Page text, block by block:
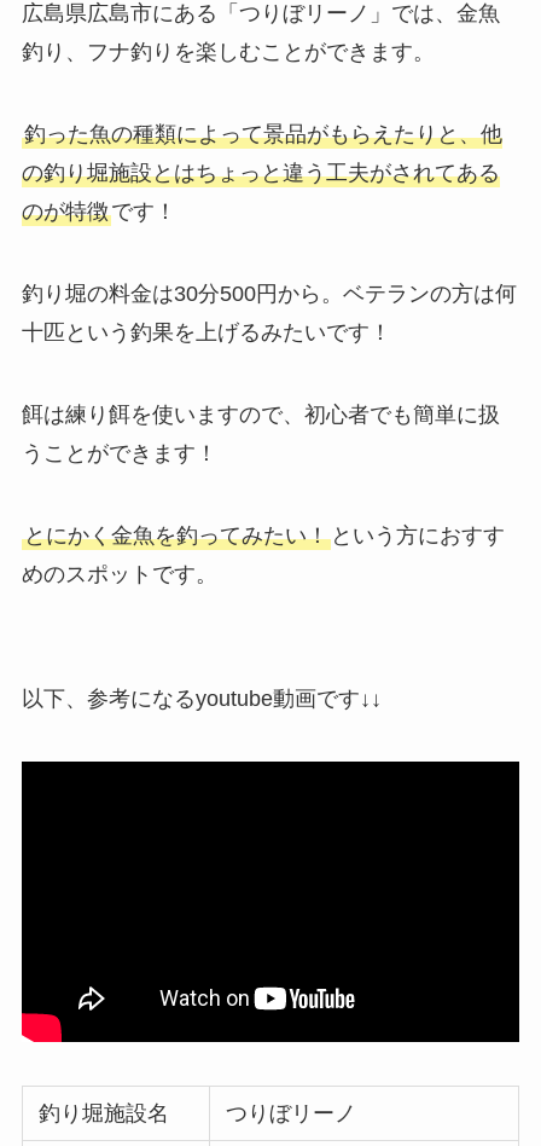
広島県広島市にある「つりぼリーノ」では、金魚
釣り、フナ釣りを楽しむことができます。
釣った魚の種類によって景品がもらえたりと、他
の釣り堀施設とはちょっと違う工夫がされてある
のが特徴です！
釣り堀の料金は30分500円から。ベテランの方は何
十匹という釣果を上げるみたいです！
餌は練り餌を使いますので、初心者でも簡単に扱
うことができます！
とにかく金魚を釣ってみたい！という方におすす
めのスポットです。
以下、参考になるyoutube動画です↓↓
釣り堀施設名 つりぼリーノ